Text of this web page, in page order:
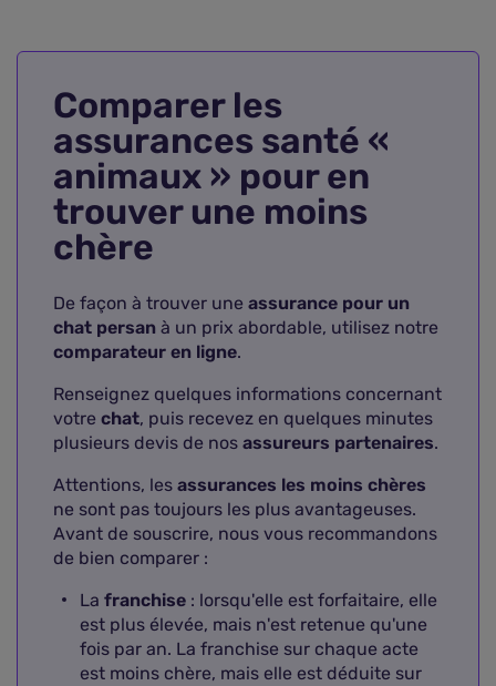
Comparer les
assurances santé «
animaux » pour en
trouver une moins
chère
De façon à trouver une assurance pour un
chat persan à un prix abordable, utilisez notre
comparateur en ligne.
Renseignez quelques informations concernant
votre chat, puis recevez en quelques minutes
plusieurs devis de nos assureurs partenaires.
Attentions, les assurances les moins chères
ne sont pas toujours les plus avantageuses.
Avant de souscrire, nous vous recommandons
de bien comparer :
La franchise : lorsqu'elle est forfaitaire, elle
est plus élevée, mais n'est retenue qu'une
fois par an. La franchise sur chaque acte
est moins chère, mais elle est déduite sur